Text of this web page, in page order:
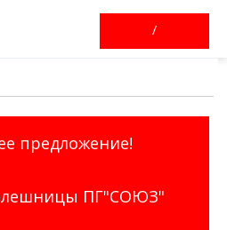
/
предложение!
ПГ"СОЮЗ"